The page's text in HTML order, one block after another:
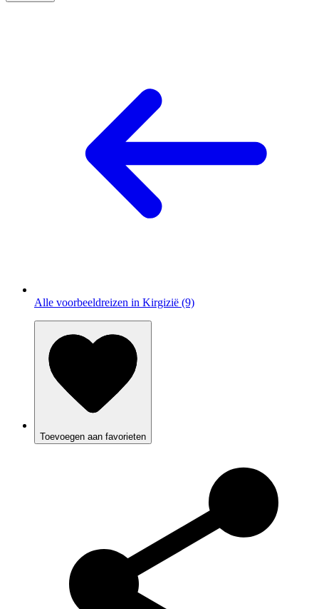
Alle voorbeeldreizen in Kirgizië (9)
Toevoegen aan favorieten